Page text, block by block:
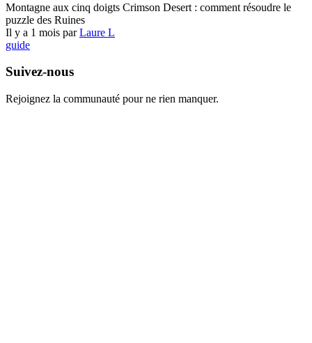
Montagne aux cinq doigts Crimson Desert : comment résoudre le
puzzle des Ruines
Il y a 1 mois parLaure L
guide
Suivez-nous
Rejoignez la communauté pour ne rien manquer.